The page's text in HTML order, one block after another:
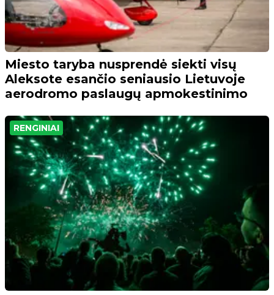
Miesto taryba nusprendė siekti visų
Aleksote esančio seniausio Lietuvoje
aerodromo paslaugų apmokestinimo
RENGINIAI